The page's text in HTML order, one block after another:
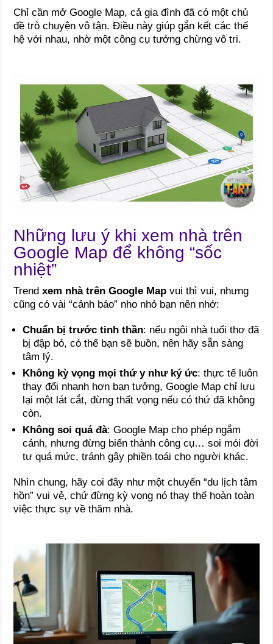
Chỉ cần mở Google Map, cả gia đình đã có một chủ
đề trò chuyện vô tận. Điều này giúp gắn kết các thế
hệ với nhau, nhờ một công cụ tưởng chừng vô tri.
Những lưu ý khi xem nhà trên
Google Map để không “sốc
nhiệt”
Trendxem nhà trên Google Map vui thì vui, nhưng
cũng có vài “cảnh báo” nho nhỏ bạn nên nhớ:
Chuẩn bị trước tinh thần: nếu ngôi nhà tuổi thơ đã
bị đập bỏ, có thể bạn sẽ buồn, nên hãy sẵn sàng
tâm lý.
Không kỳ vọng mọi thứ y như ký ức: thực tế luôn
thay đổi nhanh hơn bạn tưởng, Google Map chỉ lưu
lại một lát cắt, đừng thất vọng nếu có thứ đã không
còn.
Không soi quá đà: Google Map cho phép ngắm
cảnh, nhưng đừng biến thành công cụ… soi mói đời
tư quá mức, tránh gây phiền toái cho người khác.
Nhìn chung, hãy coi đây như một chuyến “du lịch tâm
hồn” vui vẻ, chứ đừng kỳ vọng nó thay thế hoàn toàn
việc thực sự về thăm nhà.